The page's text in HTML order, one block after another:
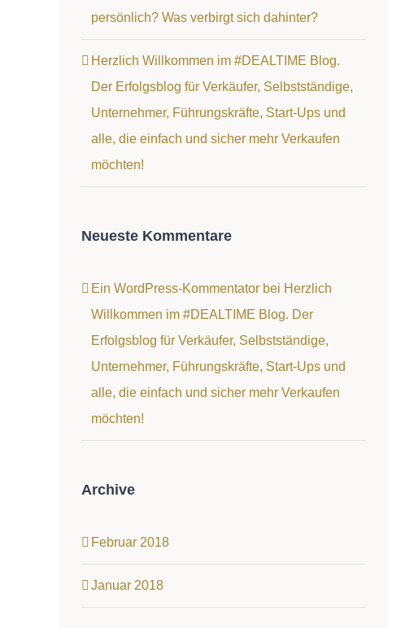
persönlich? Was verbirgt sich dahinter?
Herzlich Willkommen im #DEALTIME Blog.
Der Erfolgsblog für Verkäufer, Selbstständige,
Unternehmer, Führungskräfte, Start-Ups und
alle, die einfach und sicher mehr Verkaufen
möchten!
Neueste Kommentare
Ein WordPress-Kommentatorbei Herzlich
Willkommen im #DEALTIME Blog. Der
Erfolgsblog für Verkäufer, Selbstständige,
Unternehmer, Führungskräfte, Start-Ups und
alle, die einfach und sicher mehr Verkaufen
möchten!
Archive
Februar 2018
Januar 2018